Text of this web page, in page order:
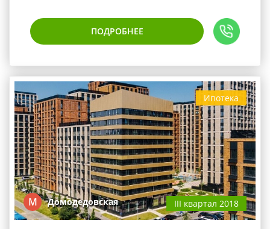
ПОДРОБНЕЕ
Ипотека
М Домодедовская III квартал 2018